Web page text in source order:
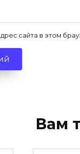
сайта в этом
Вам